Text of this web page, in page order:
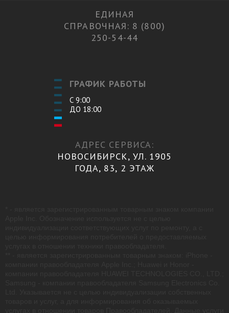
ЕДИНАЯ
СПРАВОЧНАЯ: 8 (800)
250-54-44
ГРАФИК РАБОТЫ
С 9:00
ДО 18:00
АДРЕС СЕРВИСА:
НОВОСИБИРСК, УЛ. 1905
ГОДА, 83, 2 ЭТАЖ